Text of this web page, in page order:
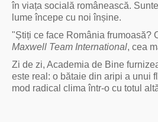
în viața socială românească.
lume începe cu noi înșine.
"Știți ce face România frumoasă?
Maxwell Team International, cea
Zi de zi, Academia de Bine
este real: o bătaie din aripi a unui
mod radical clima într-o cu totul